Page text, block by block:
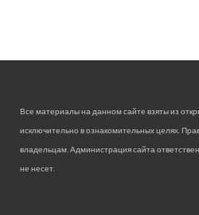
Все материалы на данном сайте взяты из
исключительно в ознакомительных целях.
владельцам. Администрация сайта
не несет.